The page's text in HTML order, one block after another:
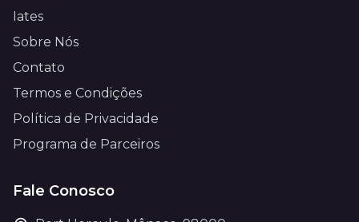
Iates
Sobre Nós
Contato
Termos e Condições
Política de Privacidade
Programa de Parceiros
Fale Conosco